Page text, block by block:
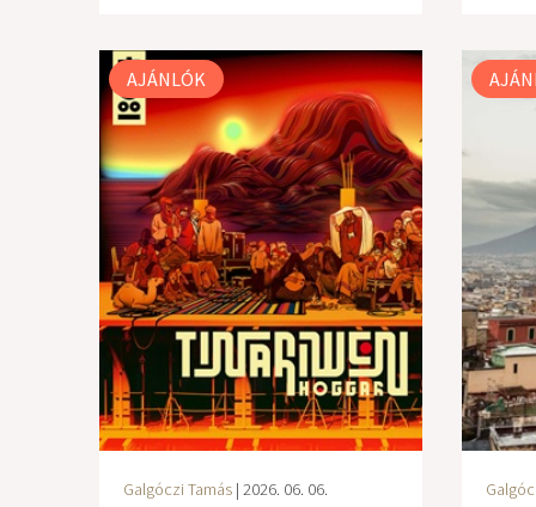
AJÁNLÓK
Galgóczi Tamás| 2026. 06. 06.